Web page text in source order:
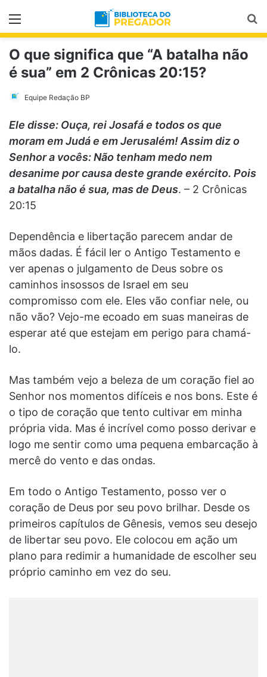
Menu
O que significa que “A batalha não
é sua” em 2 Crônicas 20:15?
Equipe Redação BP
Ele disse: Ouça, rei Josafá e todos os que
moram em Judá e em Jerusalém! Assim diz o
Senhor a vocês: Não tenham medo nem
desanime por causa deste grande exército. Pois
a batalha não é sua, mas de Deus. – 2 Crônicas
20:15
Dependência e libertação parecem andar de
mãos dadas. É fácil ler o Antigo Testamento e
ver apenas o julgamento de Deus sobre os
caminhos insossos de Israel em seu
compromisso com ele. Eles vão confiar nele, ou
não vão? Vejo-me ecoado em suas maneiras de
esperar até que estejam em perigo para chamá-
lo.
Mas também vejo a beleza de um coração fiel ao
Senhor nos momentos difíceis e nos bons. Este é
o tipo de coração que tento cultivar em minha
própria vida. Mas é incrível como posso derivar e
logo me sentir como uma pequena embarcação à
mercê do vento e das ondas.
Em todo o Antigo Testamento, posso ver o
coração de Deus por seu povo brilhar. Desde os
primeiros capítulos de Gênesis, vemos seu desejo
de libertar seu povo. Ele colocou em ação um
plano para redimir a humanidade de escolher seu
próprio caminho em vez do seu.